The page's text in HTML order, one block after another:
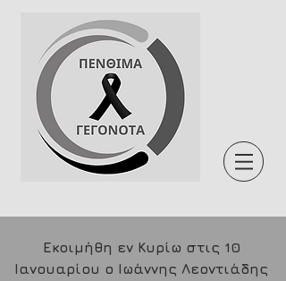
Εκοιμήθη εν Κυρίω στις 10
Ιανουαρίου ο Ιωάννης Λεοντιάδης